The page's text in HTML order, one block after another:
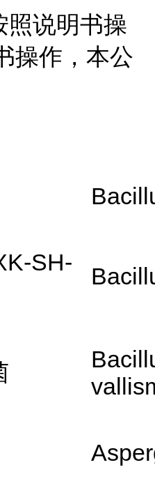
照说明书操
操作，本公
SH-